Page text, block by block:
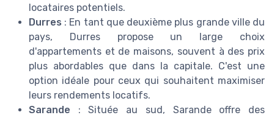
locataires potentiels.
Durres : En tant que deuxième plus grande ville du
pays, Durres propose un large choix
d'appartements et de maisons, souvent à des prix
plus abordables que dans la capitale. C'est une
option idéale pour ceux qui souhaitent maximiser
leurs rendements locatifs.
Sarande : Située au sud, Sarande offre des